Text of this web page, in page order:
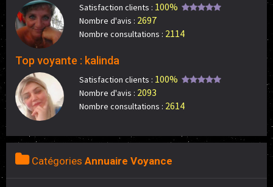
Satisfaction clients : 100%
Nombre d'avis : 2697
Nombre consultations : 2114
Top voyante : kalinda
Satisfaction clients : 100%
Nombre d'avis : 2093
Nombre consultations : 2614
Catégories Annuaire Voyance